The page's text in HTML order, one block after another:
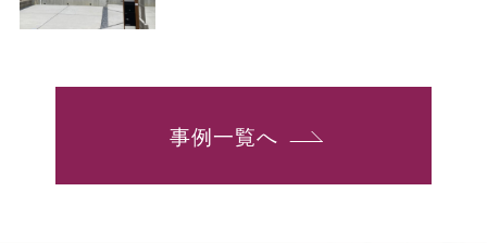
事例一覧へ